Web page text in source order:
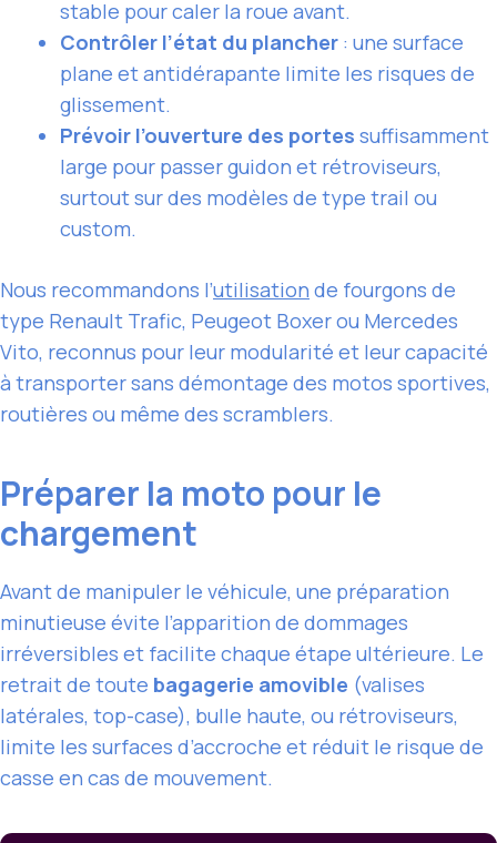
stable pour caler la roue avant.
Contrôler l’état du plancher : une surface
plane et antidérapante limite les risques de
glissement.
Prévoir l’ouverture des portes suffisamment
large pour passer guidon et rétroviseurs,
surtout sur des modèles de type trail ou
custom.
Nous recommandons l’utilisation de fourgons de
type Renault Trafic, Peugeot Boxer ou Mercedes
Vito, reconnus pour leur modularité et leur capacité
à transporter sans démontage des motos sportives,
routières ou même des scramblers.
Préparer la moto pour le
chargement
Avant de manipuler le véhicule, une préparation
minutieuse évite l’apparition de dommages
irréversibles et facilite chaque étape ultérieure. Le
retrait de toute bagagerie amovible (valises
latérales, top-case), bulle haute, ou rétroviseurs,
limite les surfaces d’accroche et réduit le risque de
casse en cas de mouvement.